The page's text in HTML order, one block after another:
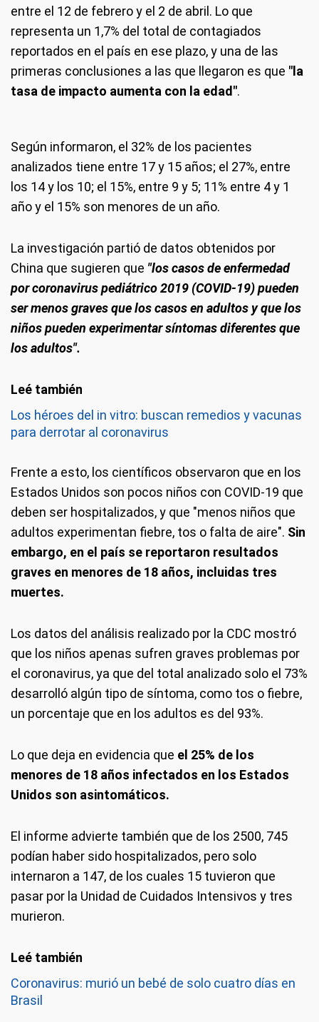
entre el 12 de febrero y el 2 de abril. Lo que
representa un 1,7% del total de contagiados
reportados en el país en ese plazo, y una de las
primeras conclusiones a las que llegaron es que "la
tasa de impacto aumenta con la edad".
Según informaron, el 32% de los pacientes
analizados tiene entre 17 y 15 años; el 27%, entre
los 14 y los 10; el 15%, entre 9 y 5; 11% entre 4 y 1
año y el 15% son menores de un año.
La investigación partió de datos obtenidos por
China que sugieren que "los casos de enfermedad
por coronavirus pediátrico 2019 (COVID-19) pueden
ser menos graves que los casos en adultos y que los
niños pueden experimentar síntomas diferentes que
los adultos".
Los héroes del in vitro: buscan remedios y vacunas
para derrotar al coronavirus
Frente a esto, los científicos observaron que en los
Estados Unidos son pocos niños con COVID-19 que
deben ser hospitalizados, y que "menos niños que
adultos experimentan fiebre, tos o falta de aire". Sin
embargo, en el país se reportaron resultados
graves en menores de 18 años, incluidas tres
muertes.
Los datos del análisis realizado por la CDC mostró
que los niños apenas sufren graves problemas por
el coronavirus, ya que del total analizado solo el 73%
desarrolló algún tipo de síntoma, como tos o fiebre,
un porcentaje que en los adultos es del 93%.
Lo que deja en evidencia que el 25% de los
menores de 18 años infectados en los Estados
Unidos son asintomáticos.
El informe advierte también que de los 2500, 745
podían haber sido hospitalizados, pero solo
internaron a 147, de los cuales 15 tuvieron que
pasar por la Unidad de Cuidados Intensivos y tres
murieron.
Coronavirus: murió un bebé de solo cuatro días en
Brasil